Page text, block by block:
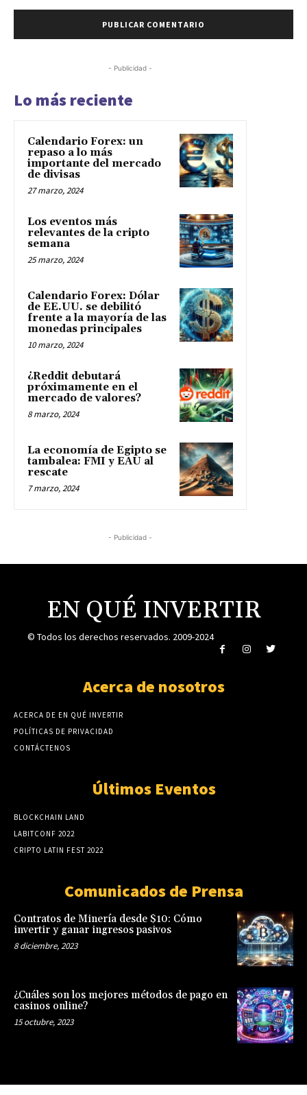
- Publicidad -
Lo más reciente
Calendario Forex: un
repaso a lo más
importante del mercado
de divisas
27 marzo, 2024
Los eventos más
relevantes de la cripto
semana
25 marzo, 2024
Calendario Forex: Dólar
de EE.UU. se debilitó
frente a la mayoría de las
monedas principales
10 marzo, 2024
¿Reddit debutará
próximamente en el
mercado de valores?
8 marzo, 2024
La economía de Egipto se
tambalea: FMI y EAU al
rescate
7 marzo, 2024
- Publicidad -
EN QUÉ INVERTIR
© Todos los derechos reservados. 2009-2024
Acerca de nosotros
ACERCA DE EN QUÉ INVERTIR
POLÍTICAS DE PRIVACIDAD
CONTÁCTENOS
Últimos Eventos
BLOCKCHAIN LAND
LABITCONF 2022
CRIPTO LATIN FEST 2022
Comunicados de Prensa
Contratos de Minería desde $10: Cómo
invertir y ganar ingresos pasivos
8 diciembre, 2023
¿Cuáles son los mejores métodos de pago en
casinos online?
15 octubre, 2023